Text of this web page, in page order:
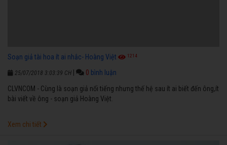
Soạn giả tài hoa ít ai nhắc- Hoàng Việt 1214
25/07/2018 3:03:39 CH 0 bình luận
CLVNCOM - Cùng là soạn giả nổi tiếng nhưng thế hệ sau ít ai biết đến ông,ít
bài viết về ông - soạn giả Hoàng Việt.
Xem chi tiết